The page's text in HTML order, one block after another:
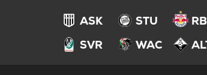
ASK STU
SVR
WAC